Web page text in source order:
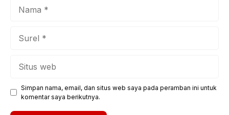
Simpan nama, email, dan situs web saya pada peramban ini untuk
komentar saya berikutnya.